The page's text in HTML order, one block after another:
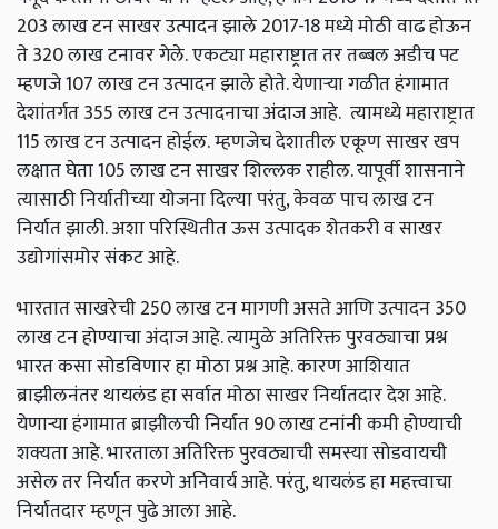
203 लाख टन साखर उत्पादन झाले 2017-18 मध्ये मोठी वाढ होऊन
ते 320 लाख टनावर गेले. एकट्या महाराष्ट्रात तर तब्बल अडीच पट
म्हणजे 107 लाख टन उत्पादन झाले होते. येणाऱ्या गळीत हंगामात
देशांतर्गत 355 लाख टन उत्पादनाचा अंदाज आहे. त्यामध्ये महाराष्ट्रात
115 लाख टन उत्पादन होईल. म्हणजेच देशातील एकूण साखर खप
लक्षात घेता 105 लाख टन साखर शिल्लक राहील. यापूर्वी शासनाने
त्यासाठी निर्यातीच्या योजना दिल्या परंतु, केवळ पाच लाख टन
निर्यात झाली. अशा परिस्थितीत ऊस उत्पादक शेतकरी व साखर
उद्योगांसमोर संकट आहे.
भारतात साखरेची 250 लाख टन मागणी असते आणि उत्पादन 350
लाख टन होण्याचा अंदाज आहे. त्यामुळे अतिरिक्त पुरवठ्याचा प्रश्न
भारत कसा सोडविणार हा मोठा प्रश्न आहे. कारण आशियात
ब्राझीलनंतर थायलंड हा सर्वात मोठा साखर निर्यातदार देश आहे.
येणाऱ्या हंगामात ब्राझीलची निर्यात 90 लाख टनांनी कमी होण्याची
शक्यता आहे. भारताला अतिरिक्त पुरवठ्याची समस्या सोडवायची
असेल तर निर्यात करणे अनिवार्य आहे. परंतु, थायलंड हा महत्त्वाचा
निर्यातदार म्हणून पुढे आला आहे.